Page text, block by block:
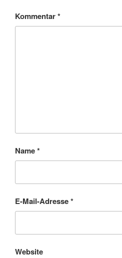
Kommentar*
Name*
E-Mail-Adresse*
Website